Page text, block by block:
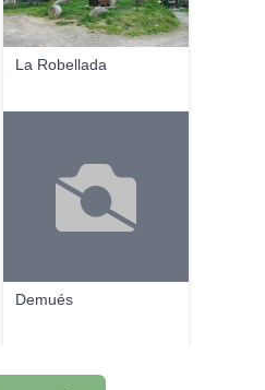
La Robellada
Demués